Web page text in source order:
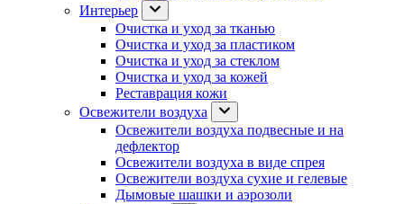
Интерьер
Очистка и уход за тканью
Очистка и уход за пластиком
Очистка и уход за стеклом
Очистка и уход за кожей
Реставрация кожи
Освежители воздуха
Освежители воздуха подвесные и на
дефлектор
Освежители воздуха в виде спрея
Освежители воздуха сухие и гелевые
Дымовые шашки и аэрозоли